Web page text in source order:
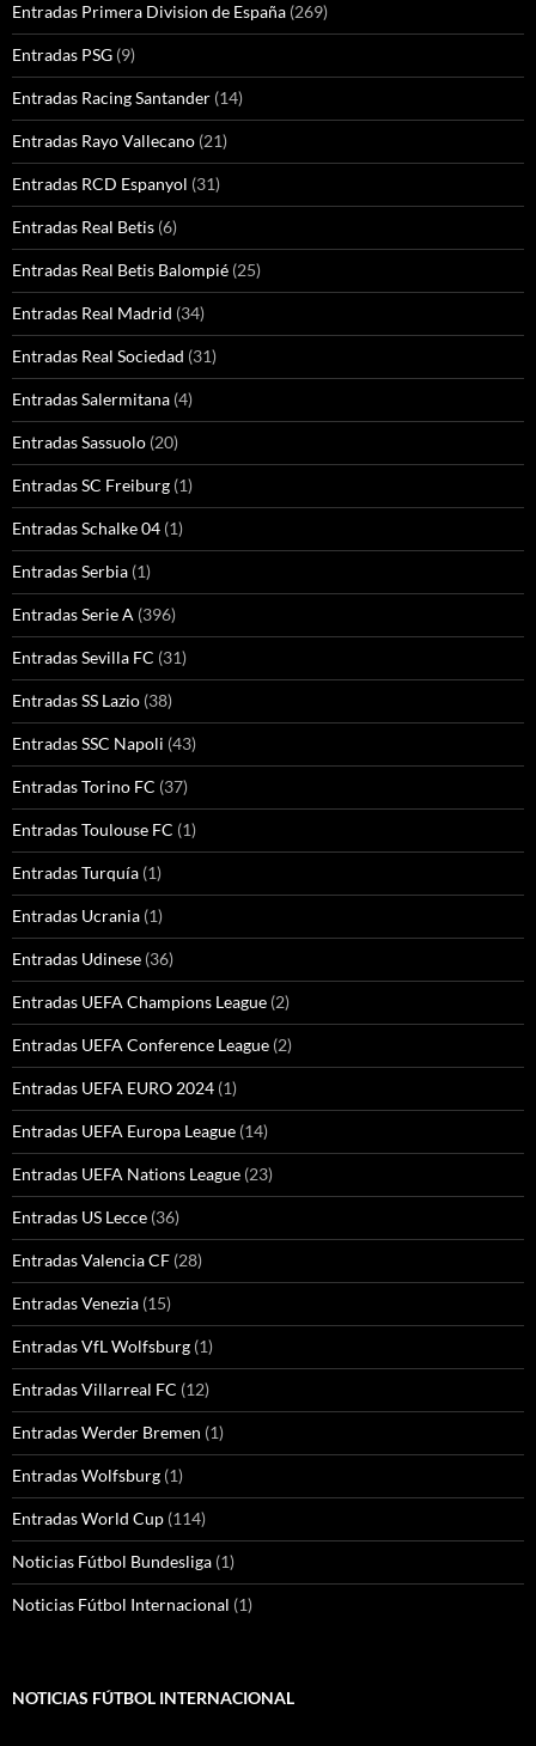
Entradas Primera Division de España (269)
Entradas PSG (9)
Entradas Racing Santander (14)
Entradas Rayo Vallecano (21)
Entradas RCD Espanyol (31)
Entradas Real Betis (6)
Entradas Real Betis Balompié (25)
Entradas Real Madrid (34)
Entradas Real Sociedad (31)
Entradas Salermitana (4)
Entradas Sassuolo (20)
Entradas SC Freiburg (1)
Entradas Schalke 04 (1)
Entradas Serbia (1)
Entradas Serie A (396)
Entradas Sevilla FC (31)
Entradas SS Lazio (38)
Entradas SSC Napoli (43)
Entradas Torino FC (37)
Entradas Toulouse FC (1)
Entradas Turquía (1)
Entradas Ucrania (1)
Entradas Udinese (36)
Entradas UEFA Champions League (2)
Entradas UEFA Conference League (2)
Entradas UEFA EURO 2024 (1)
Entradas UEFA Europa League (14)
Entradas UEFA Nations League (23)
Entradas US Lecce (36)
Entradas Valencia CF (28)
Entradas Venezia (15)
Entradas VfL Wolfsburg (1)
Entradas Villarreal FC (12)
Entradas Werder Bremen (1)
Entradas Wolfsburg (1)
Entradas World Cup (114)
Noticias Fútbol Bundesliga (1)
Noticias Fútbol Internacional (1)
NOTICIAS FÚTBOL INTERNACIONAL